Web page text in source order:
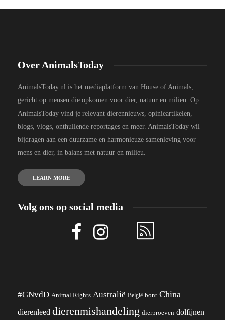
Over AnimalsToday
AnimalsToday.nl is het mediaplatform van House of Animals,
gericht op mensen die opkomen voor dier, natuur en milieu. Op
AnimalsToday vind je relevant dierennieuws, opinieartikelen,
blogs, vlogs, onthullende reportages en meer. AnimalsToday wil
bijdragen aan een duurzame en harmonieuze samenleving voor
mens en dier, in balans met natuur en milieu.
LEARN MORE
Volg ons op social media
#GNvdD Animal Rights Australië België bont China
dierenleed dierenmishandeling dierproeven dolfijnen